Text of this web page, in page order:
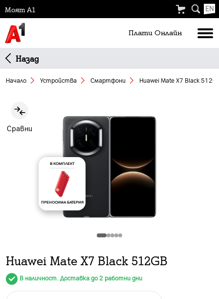
Моят А1 EN
Плати Oнлайн
Назад
Начало Устройства Смартфони Huawei Mate X7 Black
Сравни
В КОМПЛЕКТ
ПРЕНОСИМА БАТЕРИЯ
Huawei Mate X7 Black 512GB
В наличност. Доставка до 2 работни дни